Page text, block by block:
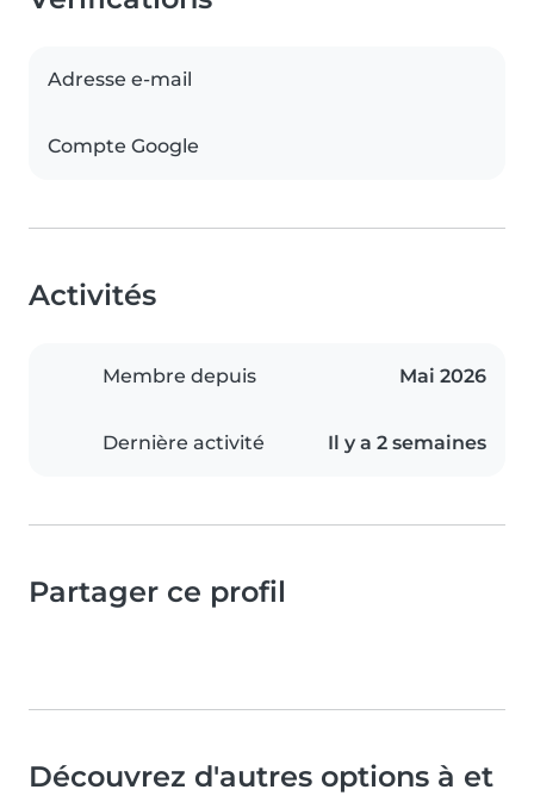
Adresse e-mail
Compte Google
Activités
Membre depuis Mai 2026
Dernière activité Il y a 2 semaines
Partager ce profil
Découvrez d'autres options à et